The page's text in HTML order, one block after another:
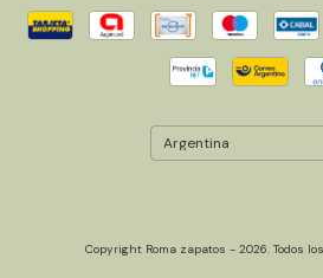
Copyright Roma zapatos - 2026. Todos